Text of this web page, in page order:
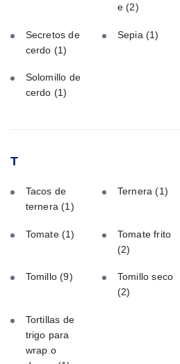
e(2)
Secretos de
cerdo (1)
Sepia (1)
Solomillo de
cerdo (1)
T
Tacos de
ternera(1)
Ternera(1)
Tomate (1)
Tomate frito
(2)
Tomillo(9)
Tomillo seco
(2)
Tortillas de
trigo para
wrap o